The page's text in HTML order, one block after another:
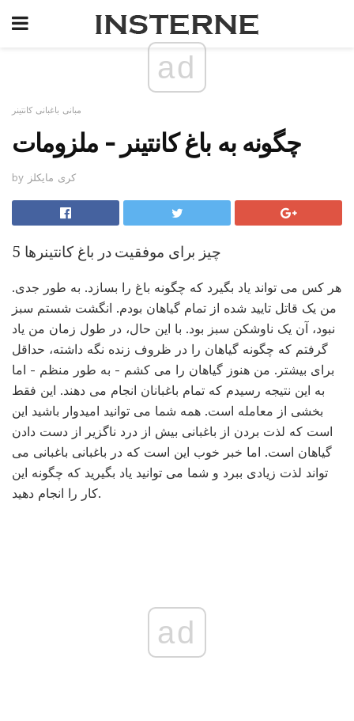
ad
مبانی باغبانی کانتینر
چگونه به باغ کانتینر - ملزومات
by کری مایکلز
5 چیز برای موفقیت در باغ کانتینرها
هر کس می تواند یاد بگیرد که چگونه باغ را بسازد. به طور جدی.
من یک قاتل تایید شده از تمام گیاهان بودم. انگشت شستم سبز
نبود، آن یک ناوشکن سبز بود. با این حال، در طول زمان من یاد
گرفتم که چگونه گیاهان را در ظروف زنده نگه داشته، حداقل
برای بیشتر. من هنوز گیاهان را می کشم - به طور منظم - اما
به این نتیجه رسیدم که تمام باغبانان انجام می دهند. این فقط
بخشی از معامله است. همه شما می توانید امیدوار باشید این
است که لذت بردن از باغبانی بیش از درد ناگزیر از دست دادن
گیاهان است. اما خبر خوب این است که در باغبانی باغبانی می
تواند لذت زیادی ببرد و شما می توانید یاد بگیرید که چگونه این
کار را انجام دهید.
ad